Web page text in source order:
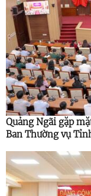
Quảng Ngãi gặp
Ban Thường vụ